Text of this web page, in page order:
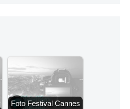
Foto Festival Cannes